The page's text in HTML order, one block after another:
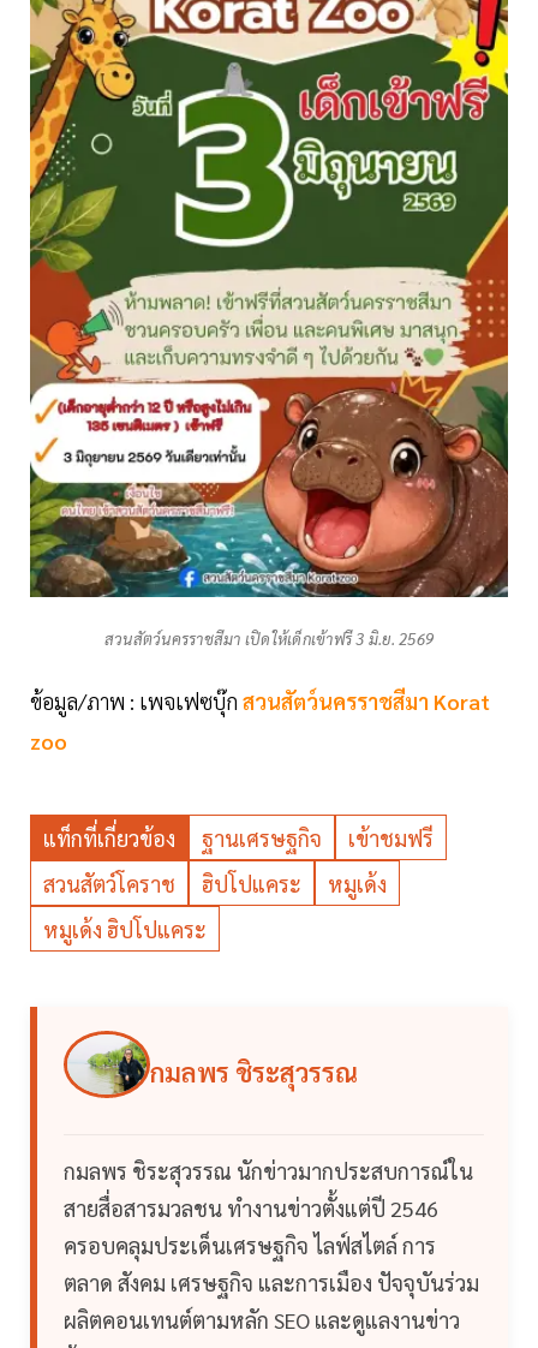
สวนสัตว์นครราชสีมา เปิดให้เด็กเข้าฟรี 3 มิ.ย. 2569
ข้อมูล/ภาพ : เพจเฟซบุ๊ก สวนสัตว์นครราชสีมา Korat
zoo
แท็กที่เกี่ยวข้อง ฐานเศรษฐกิจ
เข้าชมฟรี
สวนสัตว์โคราช
ฮิปโปแคระ
หมูเด้ง
หมูเด้ง ฮิปโปแคระ
กมลพร ชิระสุวรรณ
กมลพร ชิระสุวรรณ นักข่าวมากประสบการณ์ใน
สายสื่อสารมวลชน ทำงานข่าวตั้งแต่ปี 2546
ครอบคลุมประเด็นเศรษฐกิจ ไลฟ์สไตล์ การ
ตลาด สังคม เศรษฐกิจ และการเมือง ปัจจุบันร่วม
ผลิตคอนเทนต์ตามหลัก SEO และดูแลงานข่าว